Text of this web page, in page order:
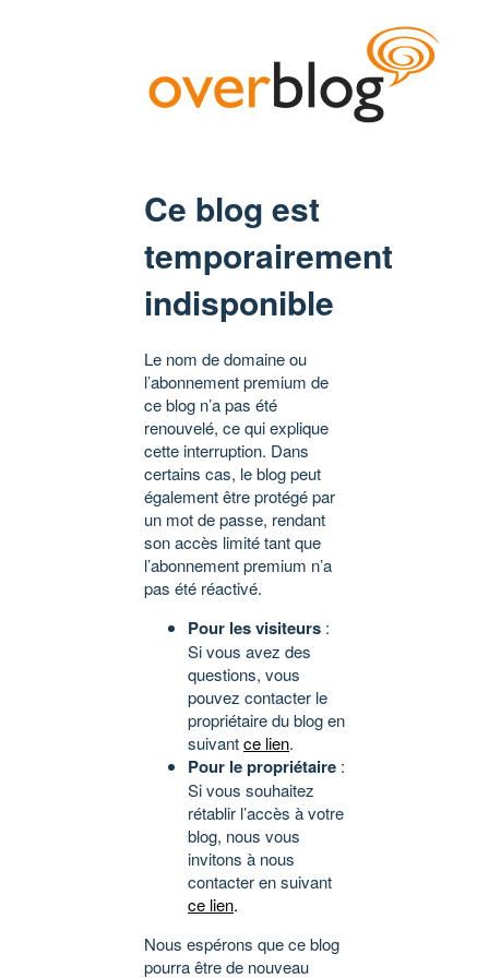
Ce blog est
temporairement
indisponible
Le nom de domaine ou
l’abonnement premium de
ce blog n’a pas été
renouvelé, ce qui explique
cette interruption. Dans
certains cas, le blog peut
également être protégé par
un mot de passe, rendant
son accès limité tant que
l’abonnement premium n’a
pas été réactivé.
Pour les visiteurs :
Si vous avez des
questions, vous
pouvez contacter le
propriétaire du blog en
suivantce lien.
Pour le propriétaire :
Si vous souhaitez
rétablir l’accès à votre
blog, nous vous
invitons à nous
contacter en suivant
ce lien.
Nous espérons que ce blog
pourra être de nouveau